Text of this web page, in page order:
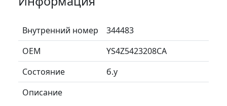
Внутренний номер
344483
ОЕМ
YS4Z5423208CA
Состояние
б.у
Описание